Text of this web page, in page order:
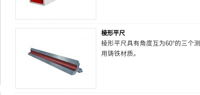
棱形平尺
棱形平尺具有角度互为60°的三个
用铸铁材质。